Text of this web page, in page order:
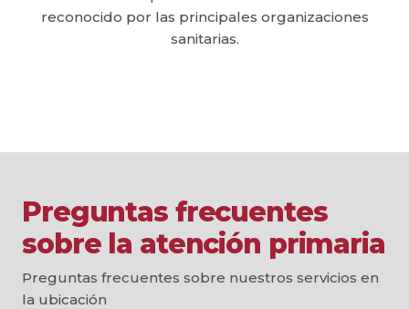
reconocido por las principales organizaciones
sanitarias.
Preguntas frecuentes
sobre la atención primaria
Preguntas frecuentes sobre nuestros servicios en
la ubicación